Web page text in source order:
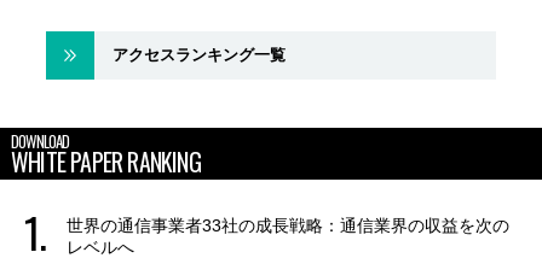
アクセスランキング一覧
DOWNLOAD
WHITE PAPER RANKING
世界の通信事業者33社の成長戦略：通信業界の収益を次の
レベルへ